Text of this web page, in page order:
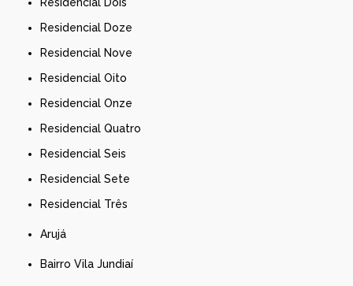
Residencial Doze
Residencial Nove
Residencial Oito
Residencial Onze
Residencial Quatro
Residencial Seis
Residencial Sete
Residencial Três
Arujá
Bairro Vila Jundiaí